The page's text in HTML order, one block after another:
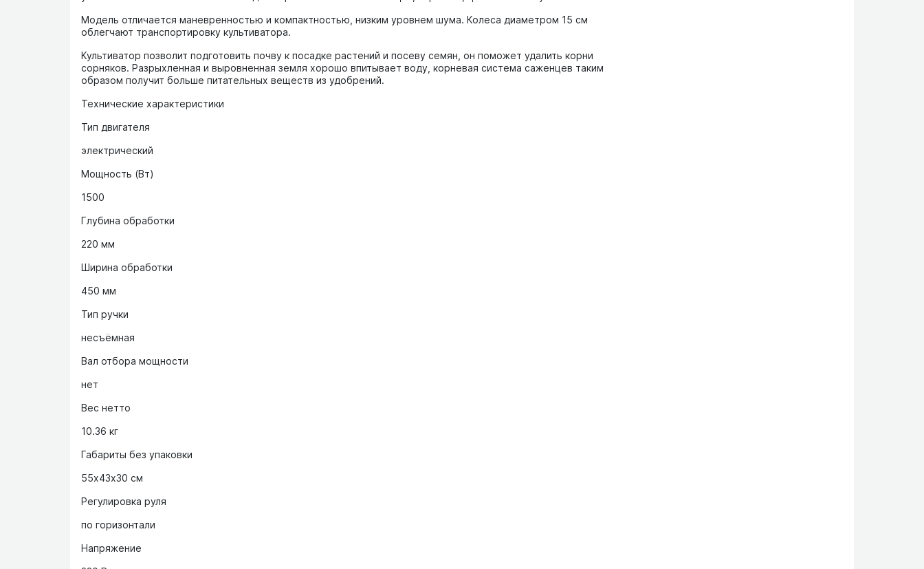
Модель отличается маневренностью и компактностью, низким уровнем шума. Колеса диаметром 15 см
облегчают транспортировку культиватора.
Культиватор позволит подготовить почву к посадке растений и посеву семян, он поможет удалить корни
сорняков. Разрыхленная и выровненная земля хорошо впитывает воду, корневая система саженцев таким
образом получит больше питательных веществ из удобрений.
Технические характеристики
Тип двигателя
электрический
Мощность (Вт)
1500
Глубина обработки
220 мм
Ширина обработки
450 мм
Тип ручки
несъёмная
Вал отбора мощности
нет
Вес нетто
10.36 кг
Габариты без упаковки
55х43х30 см
Регулировка руля
по горизонтали
Напряжение